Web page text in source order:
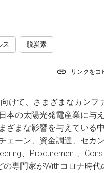
ス 脱炭素
リンクをコ
けて、さまざまなカンフ
本の太陽光発電産業に与
ざまな影響を与えている
ェーン、資金調達、セカ
、Procurement、
専門家がWithコロナ時